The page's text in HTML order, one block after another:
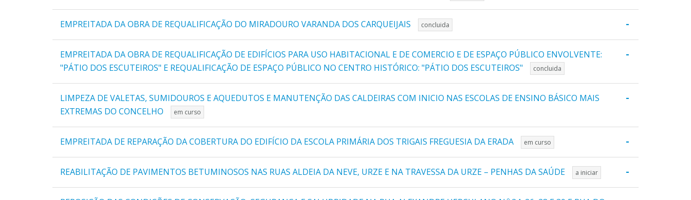
-
EMPREITADA DA OBRA DE REQUALIFICAÇÃO DO MIRADOURO VARANDA DOS CARQUEIJAIS concluida
-
EMPREITADA DA OBRA DE REQUALIFICAÇÃO DE EDIFÍCIOS PARA USO HABITACIONAL E DE COMERCIO E DE ESPAÇO PÚBLICO ENVOLVENTE:
"PÁTIO DOS ESCUTEIROS" E REQUALIFICAÇÃO DE ESPAÇO PÚBLICO NO CENTRO HISTÓRICO: "PÁTIO DOS ESCUTEIROS"
concluida
-
LIMPEZA DE VALETAS, SUMIDOUROS E AQUEDUTOS E MANUTENÇÃO DAS CALDEIRAS COM INICIO NAS ESCOLAS DE ENSINO BÁSICO MAIS
EXTREMAS DO CONCELHO
em curso
-
EMPREITADA DE REPARAÇÃO DA COBERTURA DO EDIFÍCIO DA ESCOLA PRIMÁRIA DOS TRIGAIS FREGUESIA DA ERADA em curso
-
REABILITAÇÃO DE PAVIMENTOS BETUMINOSOS NAS RUAS ALDEIA DA NEVE, URZE E NA TRAVESSA DA URZE – PENHAS DA SAÚDE a iniciar